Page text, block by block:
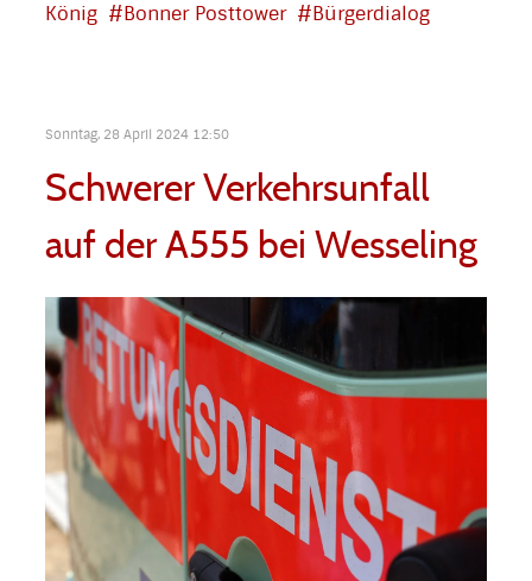
König
Bonner Posttower Bürgerdialog
Sonntag, 28 April 2024 12:50
Schwerer Verkehrsunfall
auf der A555 bei Wesseling